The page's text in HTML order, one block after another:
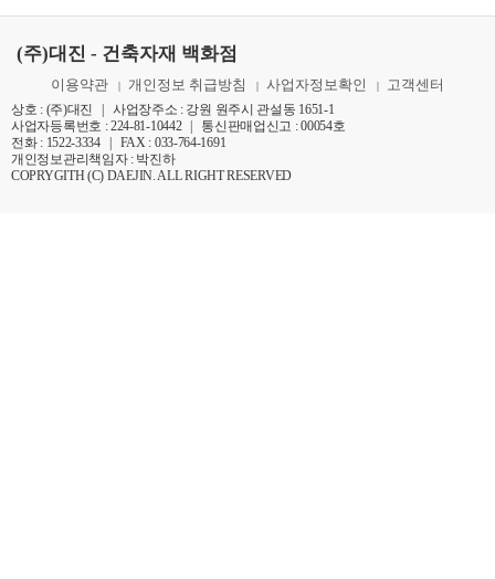
(주)대진 - 건축자재 백화점
이용약관 | 개인정보 취급방침 | 사업자정보확인 | 고객센터
상호 : (주)대진 | 사업장주소 : 강원 원주시 관설동 1651-1
사업자등록번호 : 224-81-10442 | 통신판매업신고 : 00054호
전화 : 1522-3334 | FAX : 033-764-1691
개인정보관리책임자 : 박진하
COPRYGITH (C) DAEJIN. ALL RIGHT RESERVED